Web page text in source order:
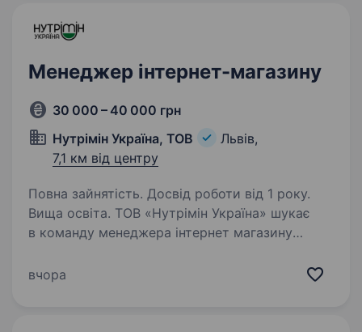
Менеджер інтернет-магазину
30 000 – 40 000 грн
Нутрімін Україна, ТОВ
Львів,
7,1 км від центру
Повна зайнятість. Досвід роботи від 1 року.
Вища освіта. ТОВ «Нутрімін Україна» шукає
в команду менеджера інтернет магазину
року. Впевнений користувач ПК. Володіння
вчора